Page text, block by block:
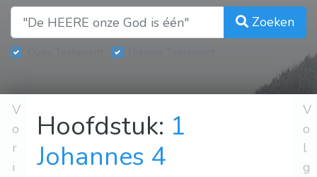
Zoeken
V
o
r
i
Hoofdstuk: 1
Johannes 4
V
o
l
g